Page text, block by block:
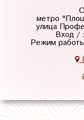
метро "
улица
Вход /
Режим